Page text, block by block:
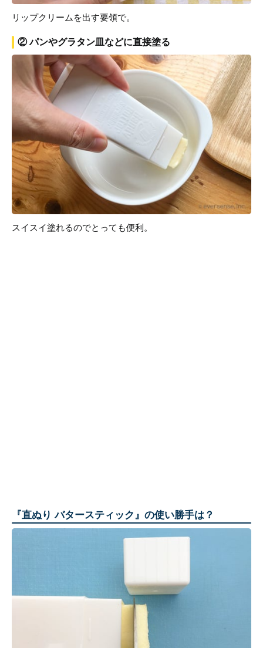
リップクリームを出す要領で。
② パンやグラタン皿などに直接塗る
スイスイ塗れるのでとっても便利。
『直ぬり バタースティック』の使い勝手は？